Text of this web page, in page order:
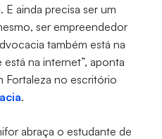
E ainda precisa ser um
ser empreendedor
também está na
na internet”, aponta
Fortaleza no escritório
.
abraça o estudante de